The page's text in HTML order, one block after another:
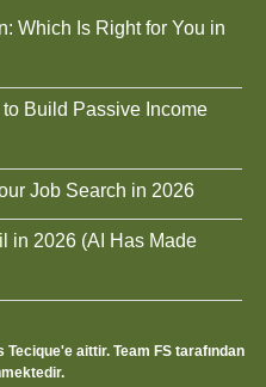
Which Is Right for You in
Build Passive Income
Job Search in 2026
in 2026 (AI Has Made
Tecique'e aittir. Team FS tarafından